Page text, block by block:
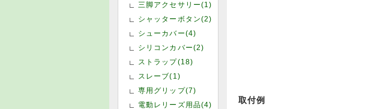
三脚アクセサリー(1)
シャッターボタン(2)
シューカバー(4)
シリコンカバー(2)
ストラップ(18)
スレーブ(1)
専用グリップ(7)
電動レリーズ用品(4)
取付例